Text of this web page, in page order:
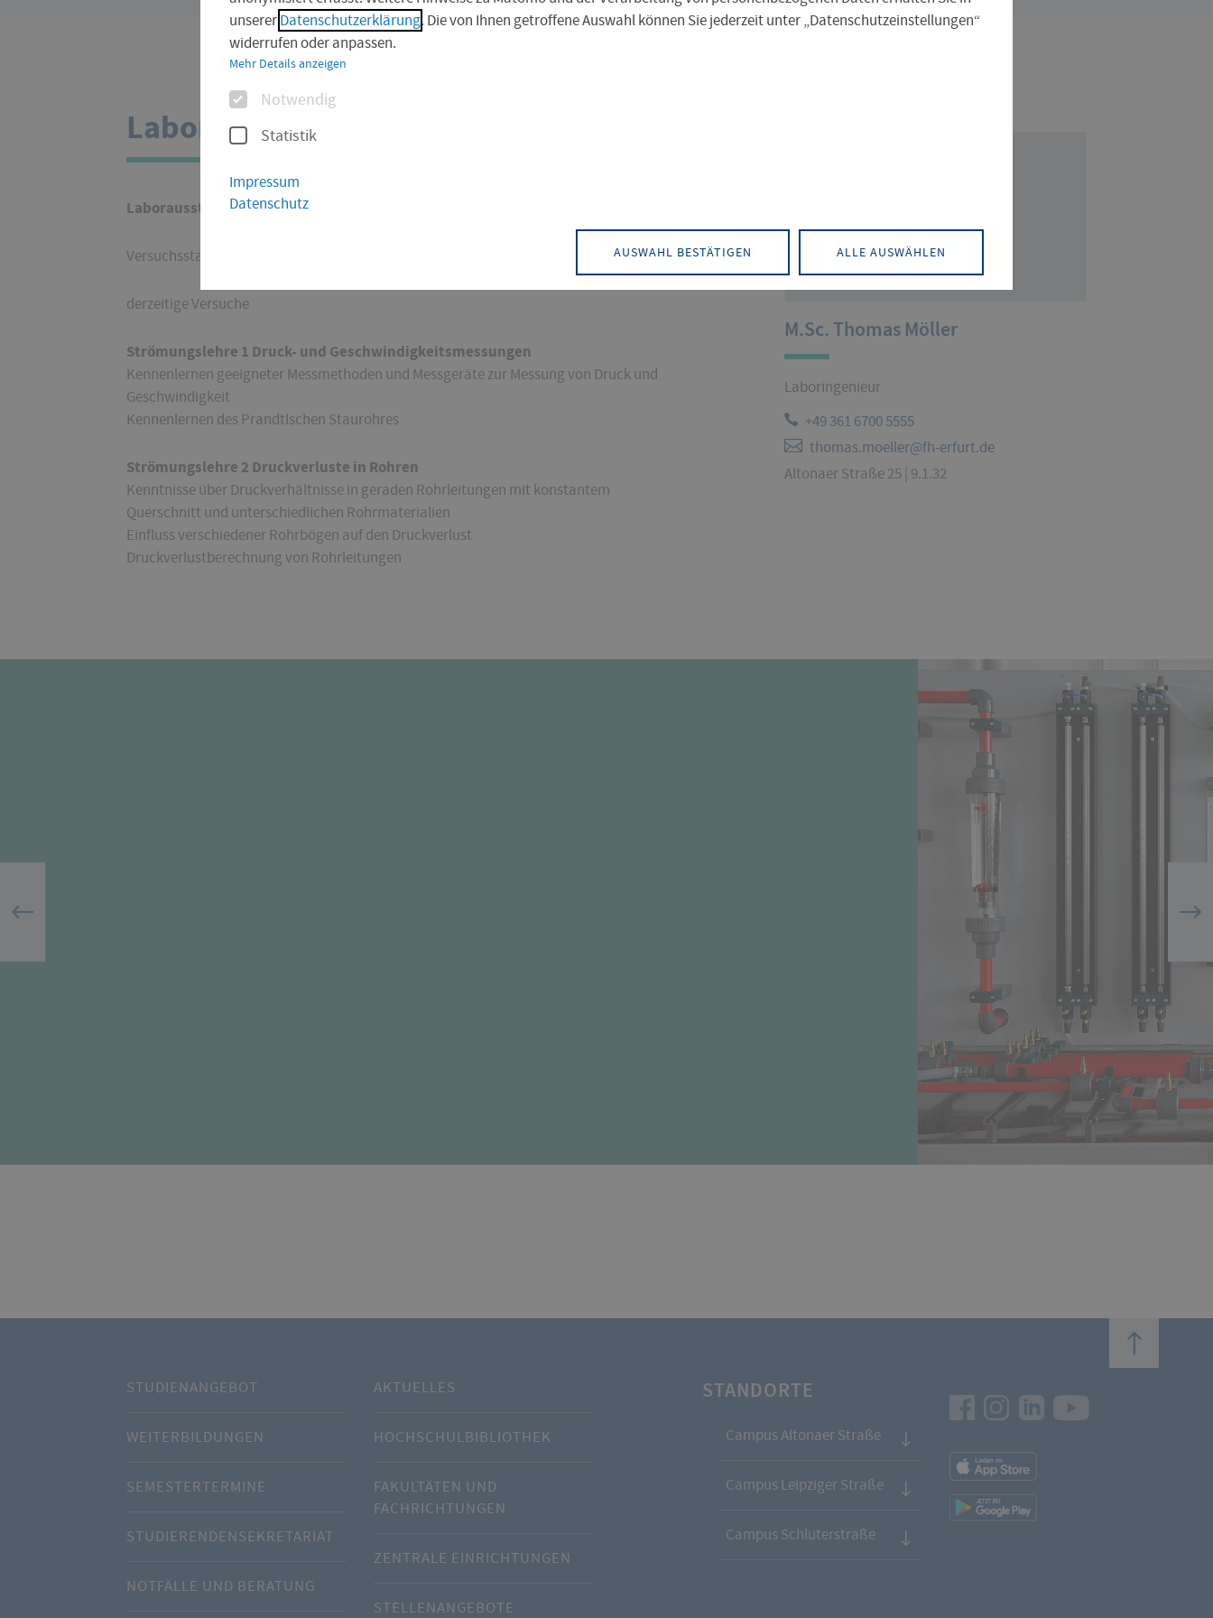
Labor Technische Strömungslehre
Laborausstattung
Versuchsstand Technische Strömungslehre
derzeitige Versuche
Strömungslehre 1 Druck- und Geschwindigkeitsmessungen
Kennenlernen geeigneter Messmethoden und Messgeräte zur Messung von Druck und
Geschwindigkeit
Kennenlernen des Prandtlschen Staurohres
Strömungslehre 2 Druckverluste in Rohren
Kenntnisse über Druckverhältnisse in geraden Rohrleitungen mit konstantem
Querschnitt und unterschiedlichen Rohrmaterialien
Einfluss verschiedener Rohrbögen auf den Druckverlust
Druckverlustberechnung von Rohrleitungen
M.Sc. Thomas Möller
Laboringenieur
+49 361 6700 5555
thomas.moeller@fh-erfurt.de
Altonaer Straße 25 | 9.1.32
STUDIENANGEBOT
WEITERBILDUNGEN
SEMESTERTERMINE
STUDIERENDENSEKRETARIAT
NOTFÄLLE UND BERATUNG
AKTUELLES
HOCHSCHULBIBLIOTHEK
FAKULTÄTEN UND
FACHRICHTUNGEN
ZENTRALE EINRICHTUNGEN
STELLENANGEBOTE
STANDORTE
Campus Altonaer Straße
Campus Leipziger Straße
Campus Schlüterstraße
FacebookInstagramLinkedIn
unsererDatenschutzerklärung. Die von Ihnen getroffene Auswahl können Sie jederzeit unter „Datenschutzeinstellungen“
widerrufen oder anpassen.
Mehr Details anzeigen
OptionenNotwendig
Statistik
Impressum
Datenschutz
AUSWAHL BESTÄTIGEN ALLE AUSWÄHLEN